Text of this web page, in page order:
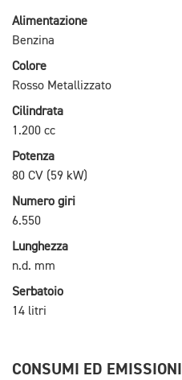
Alimentazione
Benzina
Colore
Rosso Metallizzato
Cilindrata
1.200 cc
Potenza
80 CV (59 kW)
Numero giri
6.550
Lunghezza
n.d. mm
Serbatoio
14 litri
CONSUMI ED EMISSIONI